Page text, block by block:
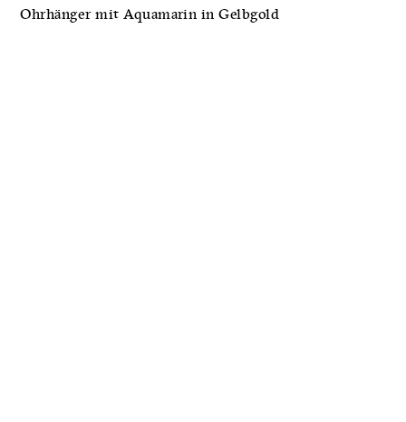
Ohrhänger mit Aquamarin in Gelbgold